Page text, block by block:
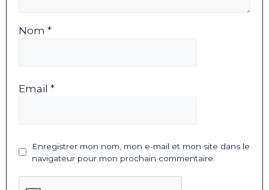
Nom *
Email *
Enregistrer mon nom, mon e-mail et mon site dans le
navigateur pour mon prochain commentaire.